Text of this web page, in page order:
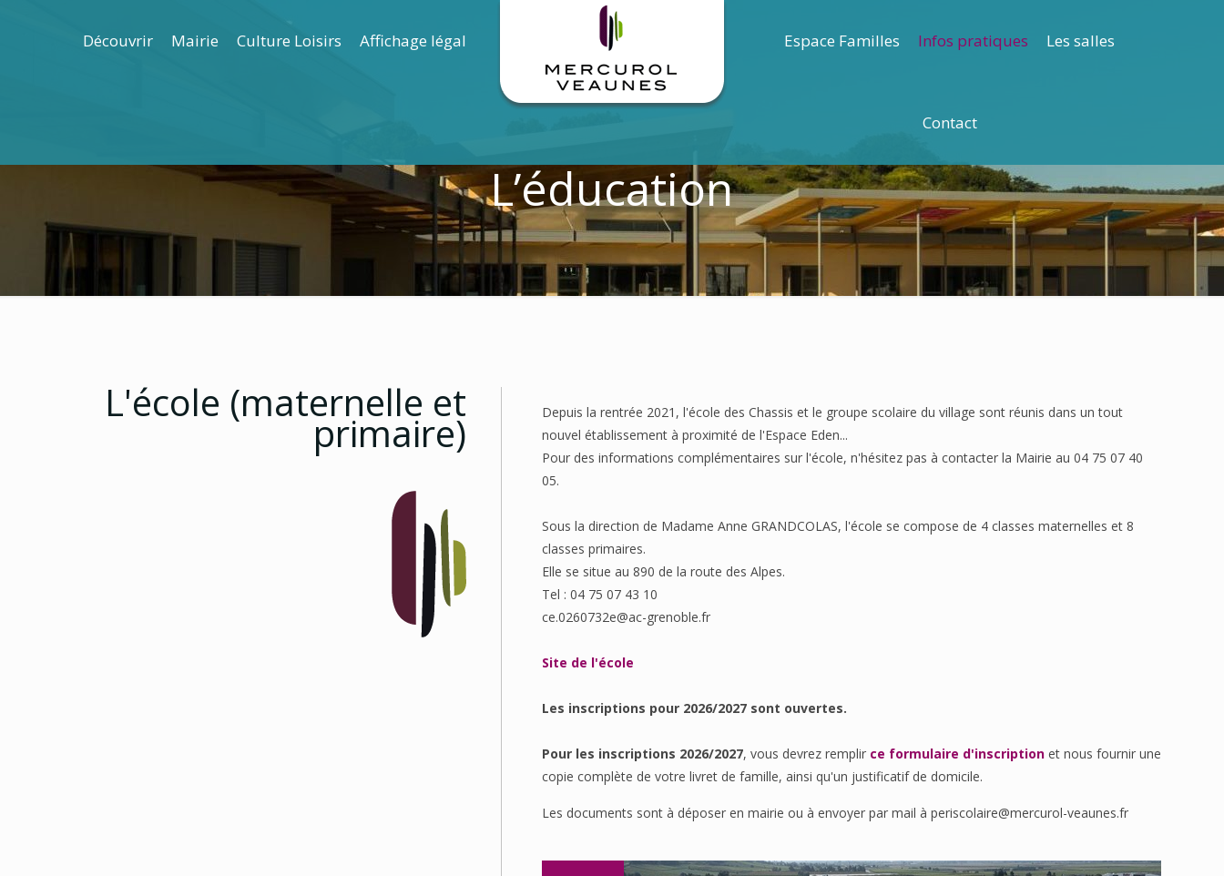
Découvrir Mairie Culture Loisirs Affichage légal Espace Familles Infos pratiques Les salles
Contact
L’éducation
L'école (maternelle et
primaire)
Depuis la rentrée 2021, l'école des Chassis et le groupe scolaire du village sont réunis dans un tout
nouvel établissement à proximité de l'Espace Eden...
Pour des informations complémentaires sur l'école, n'hésitez pas à contacter la Mairie au 04 75 07 40
05.
Sous la direction de Madame Anne GRANDCOLAS, l'école se compose de 4 classes maternelles et 8
classes primaires.
Elle se situe au 890 de la route des Alpes.
Tel : 04 75 07 43 10
ce.0260732e@ac-grenoble.fr
Site de l'école
Les inscriptions pour 2026/2027 sont ouvertes.
Pour les inscriptions 2026/2027, vous devrez remplir ce formulaire d'inscriptionet nous fournir une
copie complète de votre livret de famille, ainsi qu'un justificatif de domicile.
Les documents sont à déposer en mairie ou à envoyer par mail à periscolaire@mercurol-veaunes.fr